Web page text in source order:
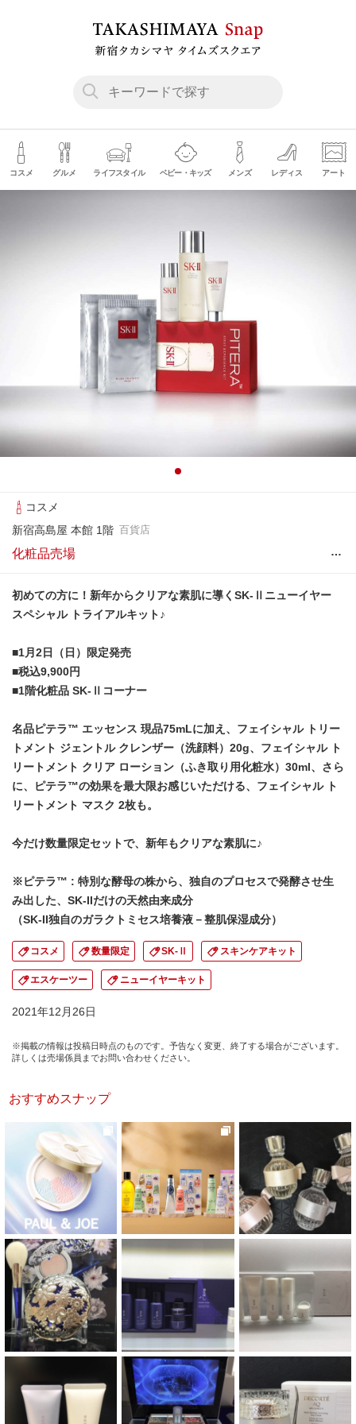
コスメ グルメ ライフスタイル ベビー・キッズ メンズ レディス アート
コスメ
新宿高島屋 本館 1階 百貨店
化粧品売場 …
初めての方に！新年からクリアな素肌に導くSK-Ⅱニューイヤー
スペシャル トライアルキット♪
■1月2日（日）限定発売
■税込9,900円
■1階化粧品 SK-Ⅱコーナー
名品ピテラ™ エッセンス 現品75mLに加え、フェイシャル トリー
トメント ジェントル クレンザー（洗顔料）20g、フェイシャル ト
リートメント クリア ローション（ふき取り用化粧水）30ml、さら
に、ピテラ™の効果を最大限お感じいただける、フェイシャル ト
リートメント マスク 2枚も。
今だけ数量限定セットで、新年もクリアな素肌に♪
※ピテラ™ : 特別な酵母の株から、独自のプロセスで発酵させ生
み出した、SK-IIだけの天然由来成分
（SK-II独自のガラクトミセス培養液－整肌保湿成分）
コスメ 数量限定 SK-Ⅱ スキンケアキット
エスケーツー ニューイヤーキット
2021年12月26日
※掲載の情報は投稿日時点のものです。予告なく変更、終了する場合がございます。
詳しくは売場係員までお問い合わせください。
おすすめスナップ